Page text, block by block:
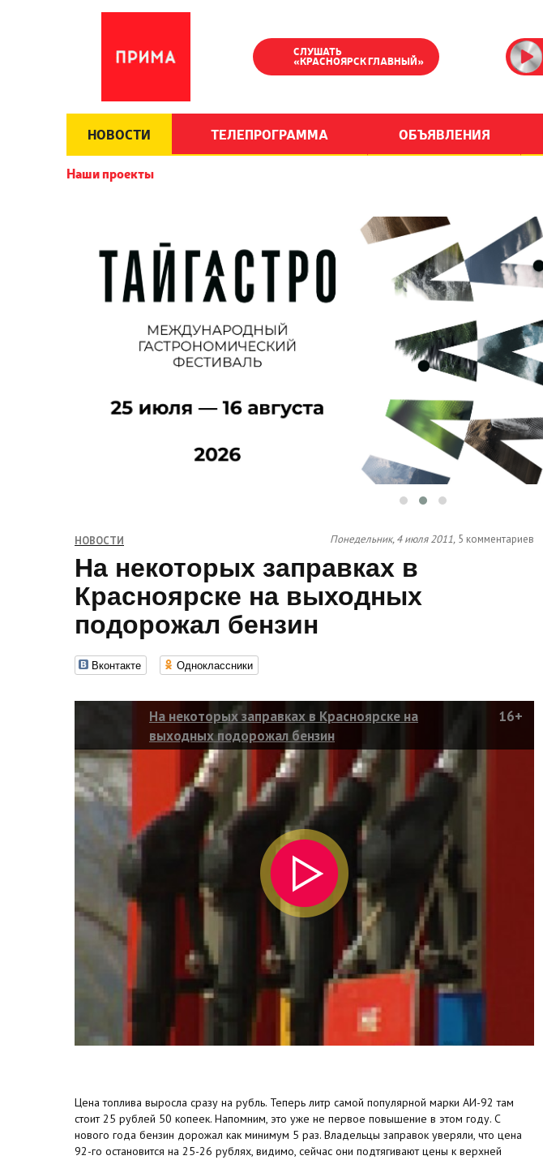
СЛУШАТЬ
«КРАСНОЯРСК ГЛАВНЫЙ»
НОВОСТИ ТЕЛЕПРОГРАММА ОБЪЯВЛЕНИЯ
Наши проекты
НОВОСТИ Понедельник, 4 июля 2011, 5 комментариев
На некоторых заправках в
Красноярске на выходных
подорожал бензин
Вконтакте Одноклассники
На некоторых заправках в Красноярске на
выходных подорожал бензин
16+
Цена топлива выросла сразу на рубль. Теперь литр самой популярной марки АИ-92 там
стоит 25 рублей 50 копеек. Напомним, это уже не первое повышение в этом году. С
нового года бензин дорожал как минимум 5 раз. Владельцы заправок уверяли, что цена
92-го остановится на 25-26 рублях, видимо, сейчас они подтягивают цены к верхней